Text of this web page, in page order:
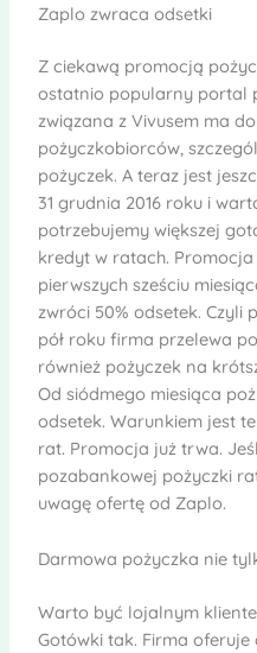
Zaplo zwraca odsetki
Z ciekawą promocją
ostatnio popularny portal
związana z Vivusem ma
pożyczkobiorców,
pożyczek. A teraz jest
31 grudnia 2016 roku i
potrzebujemy większej
kredyt w ratach.
pierwszych sześciu
zwróci 50% odsetek. Czyli
pół roku firma przelewa
również pożyczek na
Od siódmego miesiąca
odsetek. Warunkiem jest
rat. Promocja już trwa.
pozabankowej pożyczki
uwagę ofertę od Zaplo.
Darmowa pożyczka nie
Warto być lojalnym
Gotówki tak. Firma